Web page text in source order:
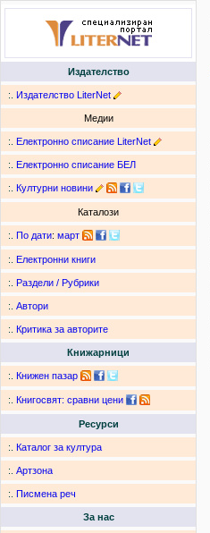
Издателство
:. Издателство LiterNet
Медии
:. Електронно списание LiterNet
:. Електронно списание БЕЛ
:. Културни новини
Каталози
:. По дати: март
:. Електронни книги
:. Раздели / Рубрики
:. Автори
:. Критика за авторите
Книжарници
:. Книжен пазар
:. Книгосвят: сравни цени
Ресурси
:. Каталог за култура
:. Артзона
:. Писмена реч
За нас